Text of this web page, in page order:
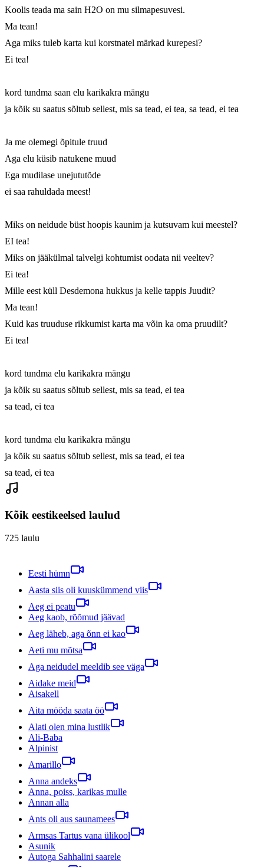
Koolis teada ma sain H2O on mu silmapesuvesi.
Ma tean!
Aga miks tuleb karta kui korstnatel märkad kurepesi?
Ei tea!
kord tundma saan elu karikakra mängu
ja kõik su saatus sõltub sellest, mis sa tead, ei tea, sa tead, ei tea
Ja me olemegi õpitule truud
Aga elu küsib natukene muud
Ega mudilase unejututõde
ei saa rahuldada meest!
Miks on neidude büst hoopis kaunim ja kutsuvam kui meestel?
EI tea!
Miks on jääkülmal talvelgi kohtumist oodata nii veeltev?
Ei tea!
Mille eest küll Desdemona hukkus ja kelle tappis Juudit?
Ma tean!
Kuid kas truuduse rikkumist karta ma võin ka oma pruudilt?
Ei tea!
kord tundma elu karikakra mängu
ja kõik su saatus sõltub sellest, mis sa tead, ei tea
sa tead, ei tea
kord tundma elu karikakra mängu
ja kõik su saatus sõltub sellest, mis sa tead, ei tea
sa tead, ei tea
Kõik eestikeelsed laulud
725 laulu
Eesti hümn
Aasta siis oli kuuskümmend viis
Aeg ei peatu
Aeg kaob, rõõmud jäävad
Aeg läheb, aga õnn ei kao
Aeti mu mõtsa
Aga neidudel meeldib see väga
Aidake meid
Aisakell
Aita mööda saata öö
Alati olen mina lustlik
Ali-Baba
Alpinist
Amarillo
Anna andeks
Anna, poiss, karikas mulle
Annan alla
Ants oli aus saunamees
Armsas Tartus vana ülikool
Asunik
Autoga Sahhalini saarele